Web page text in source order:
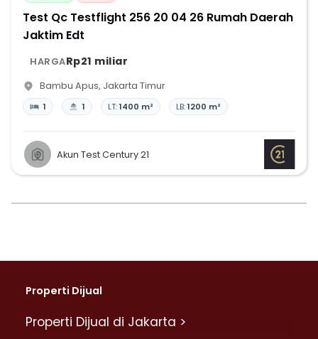
Test Qc Testflight 256 20 04 26 Rumah Daerah
Jaktim Edt
HARGARp21 miliar
Bambu Apus, Jakarta Timur
1 1 LT:1400 m² LB:1200 m²
Akun Test Century 21
Properti Dijual
Properti Dijual di Jakarta >